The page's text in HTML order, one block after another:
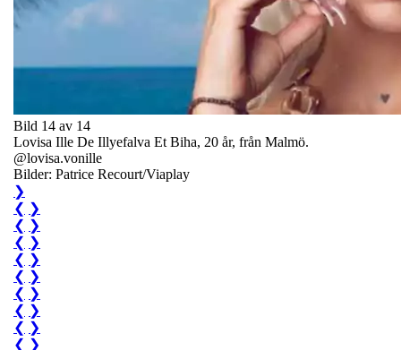
Bild 14 av 14
Lovisa Ille De Illyefalva Et Biha, 20 år, från Malmö.
@lovisa.vonille
Bilder: Patrice Recourt/Viaplay
❯
❮ ❯
❮ ❯
❮ ❯
❮ ❯
❮ ❯
❮ ❯
❮ ❯
❮ ❯
❮ ❯